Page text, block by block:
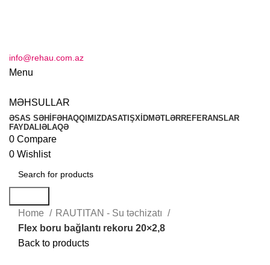
info@rehau.com.az
Menu
MƏHSULLAR
ƏSAS SƏHİFƏHAQQIMIZDASATIŞXİDMƏTLƏRREFERANSLAR
FAYDALI ƏLAQƏ
0 Compare
0 Wishlist
Home
RAUTITAN - Su təchizatı
Flex boru bağlantı rekoru 20×2,8
Back to products